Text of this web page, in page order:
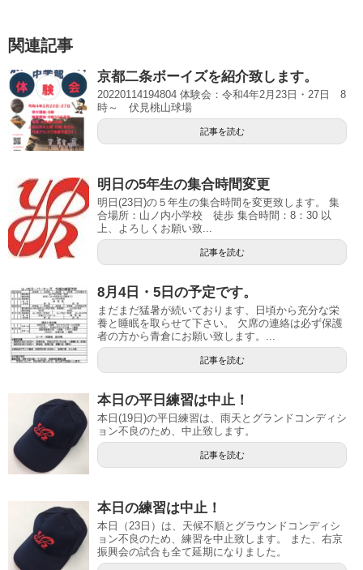
関連記事
京都二条ボーイズを紹介致します。
20220114194804 体験会：令和4年2月23日・27日 8
時～ 伏見桃山球場
記事を読む
明日の5年生の集合時間変更
明日(23日)の５年生の集合時間を変更致します。 集
合場所：山ノ内小学校 徒歩 集合時間：8：30 以
上、よろしくお願い致...
記事を読む
8月4日・5日の予定です。
まだまだ猛暑が続いております、日頃から充分な栄
養と睡眠を取らせて下さい。 欠席の連絡は必ず保護
者の方から青倉にお願い致します。...
記事を読む
本日の平日練習は中止！
本日(19日)の平日練習は、雨天とグランドコンディシ
ョン不良のため、中止致します。
記事を読む
本日の練習は中止！
本日（23日）は、天候不順とグラウンドコンディシ
ョン不良のため、練習を中止致します。 また、右京
振興会の試合も全て延期になりました。